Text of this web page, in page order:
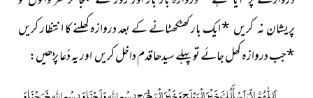
پریشاننہ کریں *ایک بار کھٹکھٹانے کے بعد دروازہ کھلنے کا انتظار کریں
*جب دروازہ کھل جائے تو پہلے سیدھا قدم داخل کریں اور یہ دُعا پڑھیں: